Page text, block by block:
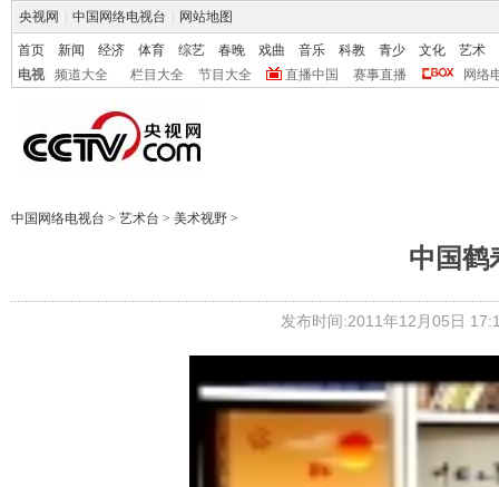
央视网 中国网络电视台 网站地图
首页 新闻 经济 体育 综艺 春晚 戏曲 音乐 科教 青少 文化
艺术
电视
频道大全 栏目大全 节目大全 直播中国 赛事直播 网络
中国网络电视台 > 艺术台 > 美术视野 >
中国鹤
发布时间:2011年12月05日